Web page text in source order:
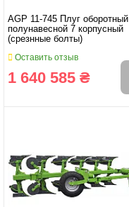
AGP 11-745 Плуг оборотный
полунавесной 7 корпусный
(срезнные болты)
Оставить отзыв
1 640 585 ₴